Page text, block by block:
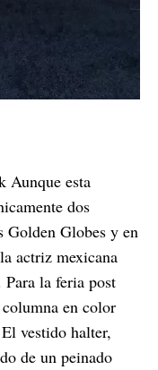
Aunque esta
dos
Golden Globes y en
actriz mexicana
Para la feria post
en color
vestido halter,
de un peinado